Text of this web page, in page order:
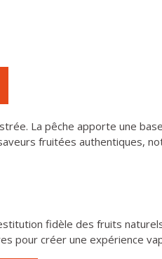
La pêche apporte une
fruitées authentiques,
fidèle des fruits
pour créer une expérience